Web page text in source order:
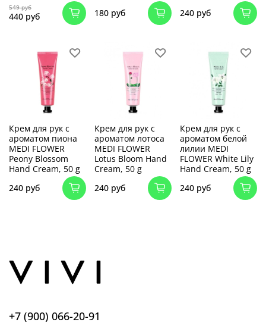
549 руб
440 руб 180 руб 240 руб
Крем для рук с
ароматом пиона
MEDI FLOWER
Peony Blossom
Hand Cream, 50 g
240 руб
Крем для рук с
ароматом лотоса
MEDI FLOWER
Lotus Bloom Hand
Cream, 50 g
240 руб
Крем для рук с
ароматом белой
лилии MEDI
FLOWER White Lily
Hand Cream, 50 g
240 руб
+7 (900) 066-20-91